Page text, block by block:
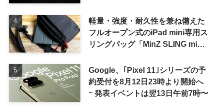
軽量・強度・耐久性を兼ね備えた
フルオープン式のiPad mini専用ス
リングバッグ「MinZ SLING mini
Google、｢Pixel 11｣シリーズの予
約受付を8月12日23時より開始へ
ｰ 発表イベントは翌13日午前7時〜